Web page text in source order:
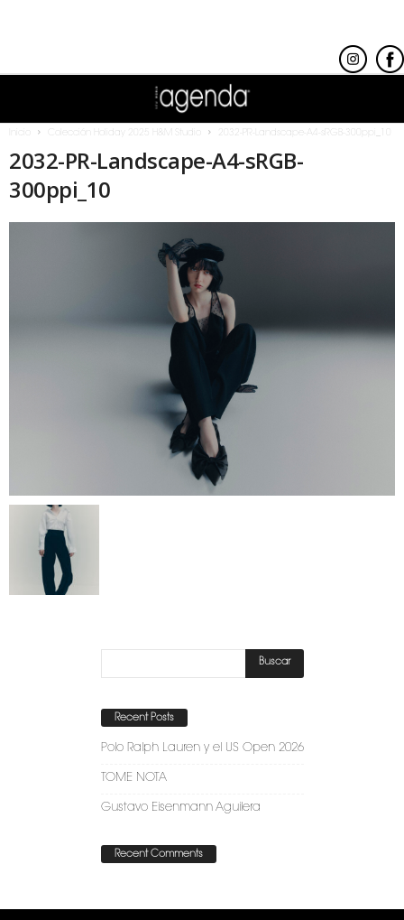
Colección Holiday 2025 H&M Studio 2032-PR-Landscape-A4-sRGB-300ppi_10
2032-PR-Landscape-A4-sRGB-
300ppi_10
Recent Posts
Polo Ralph Lauren y el US Open 2026
TOME NOTA
Gustavo Eisenmann Aguilera
Recent Comments